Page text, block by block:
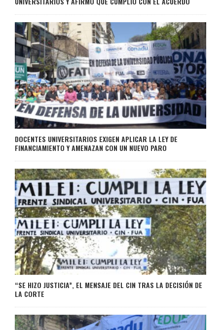
DOCENTES UNIVERSITARIOS EXIGEN APLICAR LA LEY DE
FINANCIAMIENTO Y AMENAZAN CON UN NUEVO PARO
“SE HIZO JUSTICIA”, EL MENSAJE DEL CIN TRAS LA DECISIÓN DE
LA CORTE